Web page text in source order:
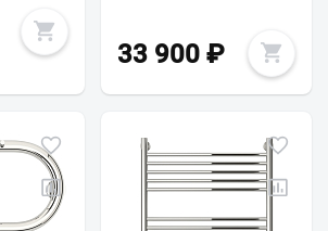
33 900 ₽